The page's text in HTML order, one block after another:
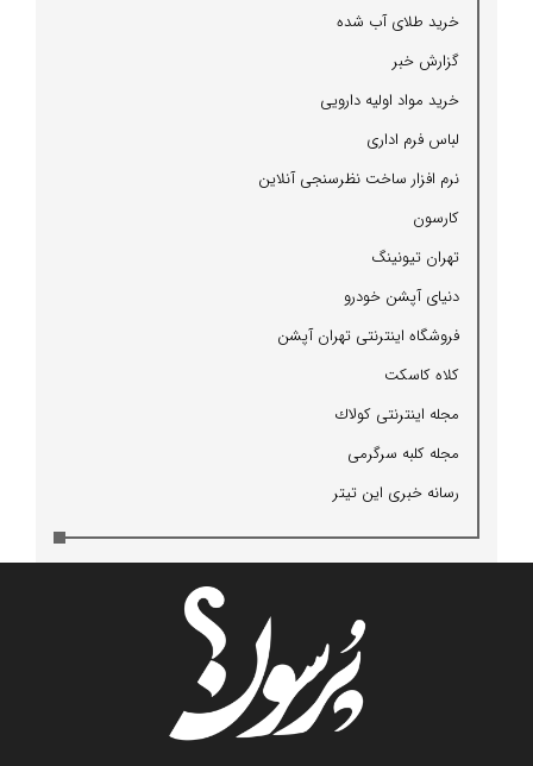
خرید طلای آب شده
گزارش خبر
خرید مواد اولیه دارویی
لباس فرم اداری
نرم افزار ساخت نظرسنجی آنلاین
كارسون
تهران تیونینگ
دنیای آپشن خودرو
فروشگاه اینترنتی تهران آپشن
كلاه كاسكت
مجله اینترنتی كولاك
مجله كلبه سرگرمی
رسانه خبری این تیتر